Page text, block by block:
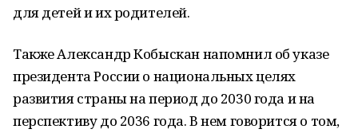
для детей и их родителей.
Также Александр Кобыскан напомнил об указе
президента России о национальных целях
развития страны на период до 2030 года и на
перспективу до 2036 года. В нем говорится о том,